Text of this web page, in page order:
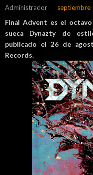
Administrador septiembre
Final Advent es el
sueca Dynazty de
publicado el 26 de
Records.